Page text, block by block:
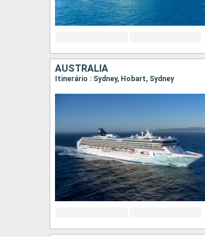
AUSTRALIA
Itinerário : Sydney, Hobart, Sydney